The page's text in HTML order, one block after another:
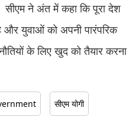
सीएम ने अंत में कहा कि पूरा देश
युवाओं को अपनी पारंपरिक
के लिए खुद को तैयार करना
सीएम योगी